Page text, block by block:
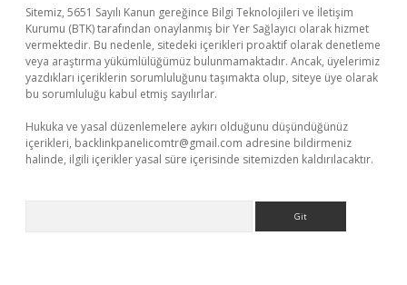
Sitemiz, 5651 Sayılı Kanun gereğince Bilgi Teknolojileri ve İletişim
Kurumu (BTK) tarafından onaylanmış bir Yer Sağlayıcı olarak hizmet
vermektedir. Bu nedenle, sitedeki içerikleri proaktif olarak denetleme
veya araştırma yükümlülüğümüz bulunmamaktadır. Ancak, üyelerimiz
yazdıkları içeriklerin sorumluluğunu taşımakta olup, siteye üye olarak
bu sorumluluğu kabul etmiş sayılırlar.
Hukuka ve yasal düzenlemelere aykırı olduğunu düşündüğünüz
içerikleri, backlinkpanelicomtr@gmail.com adresine bildirmeniz
halinde, ilgili içerikler yasal süre içerisinde sitemizden kaldırılacaktır.